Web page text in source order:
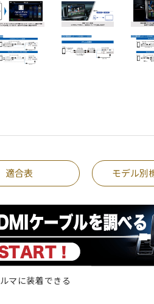
適合表 モデル別
マに装着できる